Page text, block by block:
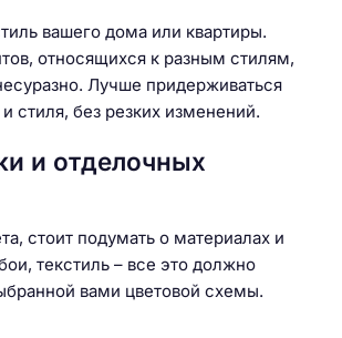
вашего дома или квартиры.
относящихся к разным стилям,
Лучше придерживаться
стиля, без резких изменений.
и отделочных
стоит подумать о материалах и
текстиль – все это должно
вами цветовой схемы.